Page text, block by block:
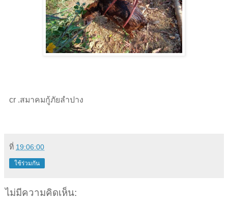
cr .สมาคมกู้ภัยลำปาง
ที่ 19:06:00
ใช้ร่วมกัน
ไม่มีความคิดเห็น: